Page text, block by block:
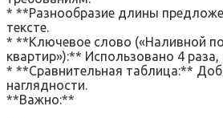
* **Разнообразие длины
тексте.
* **Ключевое слово («Наливной
квартир»):** Использовано 4 раза,
* **Сравнительная таблица:**
наглядности.
**Важно:**